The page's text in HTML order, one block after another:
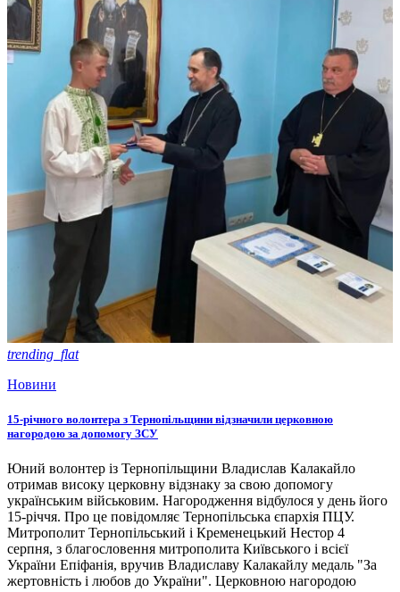
trending_flat
Новини
15-річного волонтера з Тернопільщини відзначили церковною
нагородою за допомогу ЗСУ
Юний волонтер із Тернопільщини Владислав Калакайло
отримав високу церковну відзнаку за свою допомогу
українським військовим. Нагородження відбулося у день його
15-річчя. Про це повідомляє Тернопільська єпархія ПЦУ.
Митрополит Тернопільський і Кременецький Нестор 4
серпня, з благословення митрополита Київського і всієї
України Епіфанія, вручив Владиславу Калакайлу медаль "За
жертовність і любов до України". Церковною нагородою